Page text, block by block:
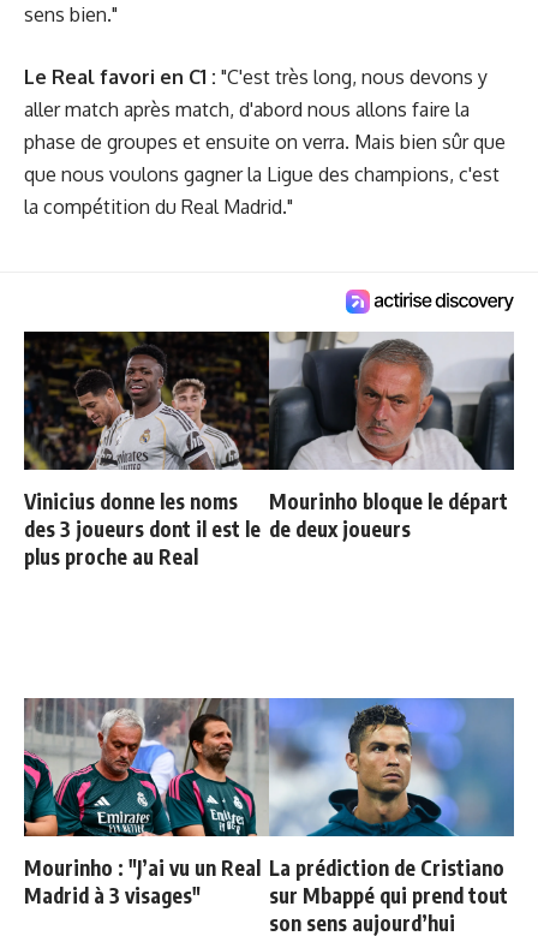
sens bien."
Le Real favori en C1 : "C'est très long, nous devons y
aller match après match, d'abord nous allons faire la
phase de groupes et ensuite on verra. Mais bien sûr que
que nous voulons gagner la Ligue des champions, c'est
la compétition du Real Madrid."
Vinicius donne les noms
des 3 joueurs dont il est le
plus proche au Real
Mourinho bloque le départ
de deux joueurs
Mourinho : "J’ai vu un Real
Madrid à 3 visages"
La prédiction de Cristiano
sur Mbappé qui prend tout
son sens aujourd’hui